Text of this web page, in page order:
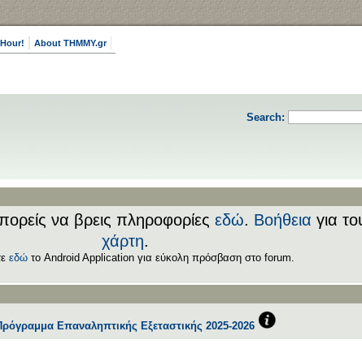
About THMMY.gr
Search:
να βρεις πληροφορίες εδώ. Βοήθεια για
χάρτη.
εδώ το Android Application για εύκολη πρόσβαση στο forum.
Επαναληπτικής Εξεταστικής 2025-2026